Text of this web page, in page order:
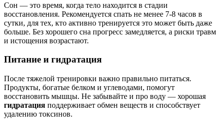
Сон — это время, когда тело находится в стадии
восстановления. Рекомендуется спать не менее 7-8 часов в
сутки, для тех, кто активно тренируется это может быть даже
больше. Без хорошего сна прогресс замедляется, а риски травм
и истощения возрастают.
Питание и гидратация
После тяжелой тренировки важно правильно питаться.
Продукты, богатые белком и углеводами, помогут
восстановить мышцы. Не забывайте и про воду — хорошая
гидратация поддерживает обмен веществ и способствует
удалению токсинов.